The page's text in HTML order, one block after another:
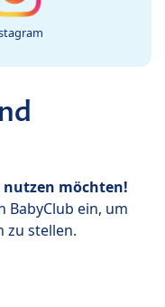
nutzen möchten!
BabyClub ein, um
zu stellen.